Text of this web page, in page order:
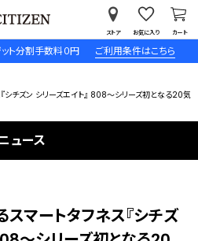
ト分割手数料０円 ご利用条件はこちら
ストア お気に入り カート
シチズン シリーズエイト』 808～シリーズ初となる20気
ュース
マートタフネス『シチズ